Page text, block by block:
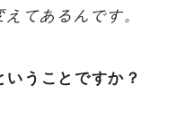
てあるんです。
うことですか？